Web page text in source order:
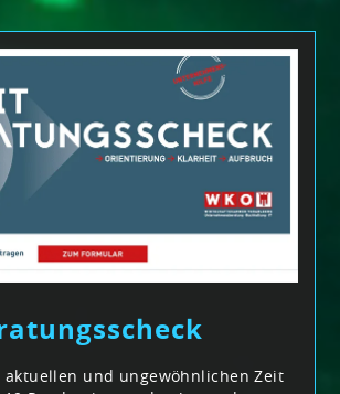
und ungewöhnlichen Zeit